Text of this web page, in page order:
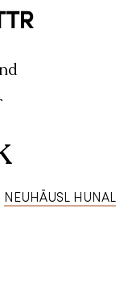
NEUHĀUSL HUNAL